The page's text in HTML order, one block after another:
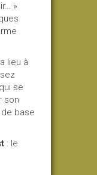
»
lieu à
se
son
base
: le